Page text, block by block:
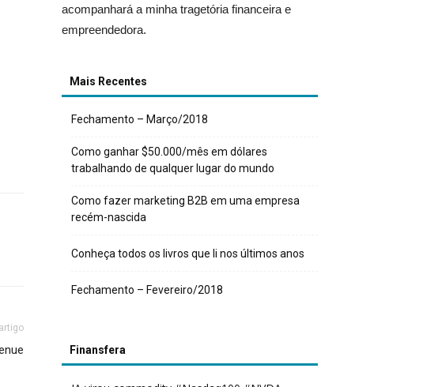
acompanhará a minha tragetória financeira e
empreendedora.
Mais Recentes
Fechamento – Março/2018
Como ganhar $50.000/mês em dólares
trabalhando de qualquer lugar do mundo
Como fazer marketing B2B em uma empresa
recém-nascida
Conheça todos os livros que li nos últimos anos
Fechamento – Fevereiro/2018
Finansfera